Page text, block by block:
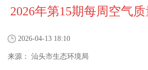
2026年第15期每周空气
2026-04-13 18:10
来源： 汕头市生态环境局